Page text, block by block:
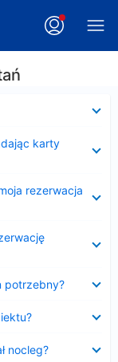
karty
rezerwacja
potrzebny?
nocleg?